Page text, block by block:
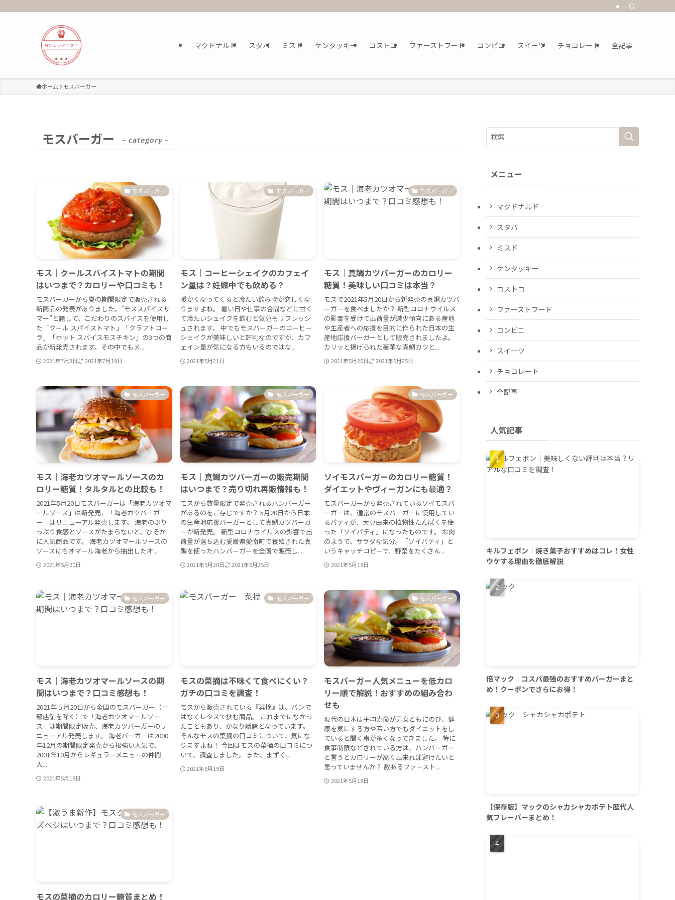
マクドナルド スタバ ミスド ケンタッキー コストコ ファーストフード コンビニ スイーツ チョコレート 全記事
ホーム モスバーガー
モスバーガー – category –
モスバーガー
モス｜クールスパイストマトの期間
はいつまで？カロリーや口コミも！
モスバーガーから夏の期間限定で販売される
新商品の発表がありました。”モススパイスサ
マー”と題して、こだわりのスパイスを使用し
た「クール スパイストマト」「クラフトコー
ラ」「ホット スパイスモスチキン」の3つの商
品が新発売されます。その中でもメ...
2021年7月3日 2021年7月19日
モスバーガー
モス｜コーヒーシェイクのカフェイ
ン量は？妊娠中でも飲める？
暖かくなってくると冷たい飲み物が恋しくな
りますよね。 暑い日や仕事の合間などに甘く
て冷たいシェイクを飲むと気分もリフレッシ
ュされます。 中でもモスバーガーのコーヒー
シェイクが美味しいと評判なのですが、カフ
ェイン量が気になる方もいるのではな...
2021年5月21日
モスバーガー
モス｜真鯛カツバーガーのカロリー
糖質！美味しい口コミは本当？
モスで2021年5月20日から新発売の真鯛カツバ
ーガーを食べましたか？ 新型コロナウイルス
の影響を受けて出荷量が減少傾向にある産地
や生産者への応援を目的に作られた日本の生
産地応援バーガーとして販売されましたよ。
カリッと揚げられた豪華な真鯛カツと...
2021年5月20日 2021年5月25日
モスバーガー
モス｜海老カツオマールソースのカ
ロリー糖質！タルタルとの比較も！
2021年5月20日モスバーガーは「海老カツオマ
ールソース」は新発売、「海老カツバーガ
ー」はリニューアル発売します。 海老のぷり
っぷり食感とソースがたまらないと、ひそか
に人気商品です。 海老カツオマールソースの
ソースにもオマール海老から抽出したオ...
2021年5月20日
モスバーガー
モス｜真鯛カツバーガーの販売期間
はいつまで？売り切れ再販情報も！
モスから数量限定で発売されるハンバーガー
があるのをご存じですか？ 5月20日から日本
の生産地応援バーガーとして真鯛カツバーガ
ーが新発売。 新型コロナウイルスの影響で出
荷量が落ち込む愛媛県愛南町で養殖された真
鯛を使ったハンバーガーを全国で販売し...
2021年5月20日 2021年5月25日
モスバーガー
ソイモスバーガーのカロリー糖質！
ダイエットやヴィーガンにも最適？
モスバーガーから発売されているソイモスバ
ーガーは、通常のモスバーガーに使用してい
るパティが、大豆由来の植物性たんぱくを使
った「ソイパティ」になったものです。 お肉
のようで、サラダな気分。「ソイパティ」と
いうキャッチコピーで、野菜をたくさん...
2021年5月19日
モスバーガー
モス｜海老カツオマールソースの期
間はいつまで？口コミ感想も！
2021年５月20日から全国のモスバーガー（一
部店舗を除く）で「海老カツオマールソー
ス」は期間限定販売、海老カツバーガーのリ
ニューアル発売します。 海老バーガーは2000
年12月の期間限定発売から根強い人気で、
2001年10月からレギュラーメニューの仲間
入...
2021年5月19日
モスバーガー
モスの菜摘は不味くて食べにくい？
ガチの口コミを調査！
モスから販売されている『菜摘』は、パンで
はなくレタスで挟む商品。 これまでになかっ
たこともあり、かなり話題となっています。
そんなモスの菜摘の口コミについて、気にな
りますよね！ 今回はモスの菜摘の口コミにつ
いて、調査しました。 また、まずく...
2021年5月19日
モスバーガー
モスバーガー人気メニューを低カロ
リー順で解説！おすすめの組み合わ
せも
現代の日本は平均寿命が男女ともにのび、健
康を気にする方や若い方でもダイエットをし
ていると聞く事が多くなってきました。 特に
食事制限などされている方は、ハンバーガー
と言うとカロリーが高く出来れば避けたいと
思っていませんか？ 数あるファースト...
2021年5月18日
モスバーガー
モスの菜摘のカロリー糖質まとめ！
メニュー
マクドナルド
スタバ
ミスド
ケンタッキー
コストコ
ファーストフード
コンビニ
スイーツ
チョコレート
全記事
人気記事
キルフェボン｜焼き菓子おすすめはコレ！女性
ウケする理由を徹底解説
倍マック｜コスパ最強のおすすめバーガーまと
め！クーポンでさらにお得！
【保存版】マックのシャカシャカポテト歴代人
気フレーバーまとめ！